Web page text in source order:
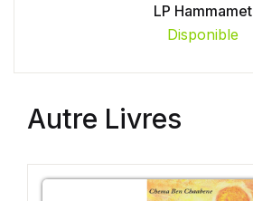
LP Hammamet
Disponible
Autre Livres